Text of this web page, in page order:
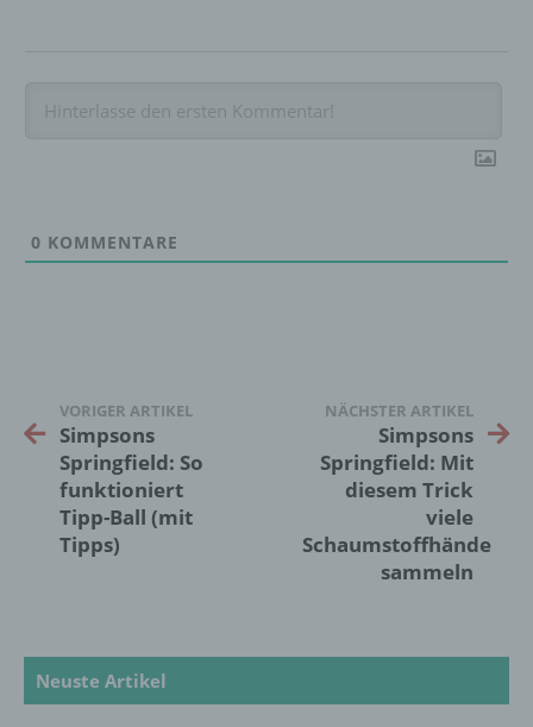
0 KOMMENTARE
VORIGER ARTIKEL
Simpsons
Springfield: So
funktioniert
Tipp-Ball (mit
Tipps)
NÄCHSTER ARTIKEL
Simpsons
Springfield: Mit
diesem Trick
viele
Schaumstoffhände
sammeln
Neuste Artikel
Einschränkung der Verarbeitung ist die
personenbezogener Daten mit dem Ziel, ihre
e) Profiling
werden, um bestimmte persönliche Aspekte,
die sich auf eine natürliche Person beziehen,
zu bewerten, insbesondere, um Aspekte
bezüglich Arbeitsleistung, wirtschaftlicher
Lage, Gesundheit, persönlicher Vorlieben,
Interessen, Zuverlässigkeit, Verhalten,
Aufenthaltsort oder Ortswechsel dieser
natürlichen Person zu analysieren oder
f) Pseudonymisierung